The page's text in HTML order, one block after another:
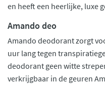
en heeft een heerlijke, luxe
Amando deo
Amando deodorant zorgt
uur lang tegen
deodorant geen witte
verkrijgbaar in de geuren